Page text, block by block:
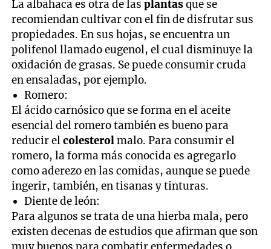
La albahaca es otra de lasplantasque se
recomiendan cultivar con el fin de disfrutar sus
propiedades. En sus hojas, se encuentra un
polifenol llamado eugenol, el cual disminuye la
oxidación de grasas. Se puede consumir cruda
en ensaladas, por ejemplo.
Romero:
El ácido carnósico que se forma en el aceite
esencial del romero también es bueno para
reducir elcolesterolmalo. Para consumir el
romero, la forma más conocida es agregarlo
como aderezo en las comidas, aunque se puede
ingerir, también, en tisanas y tinturas.
Diente de león:
Para algunos se trata de una hierba mala, pero
existen decenas de estudios que afirman que son